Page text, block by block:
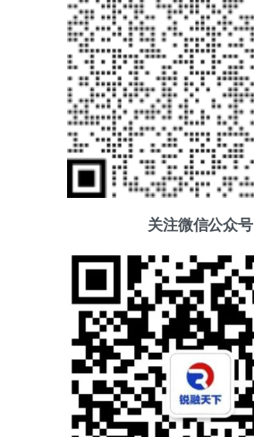
关注微信公众号